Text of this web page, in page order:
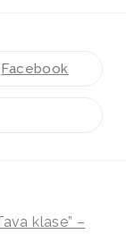
Facebook
klase” –